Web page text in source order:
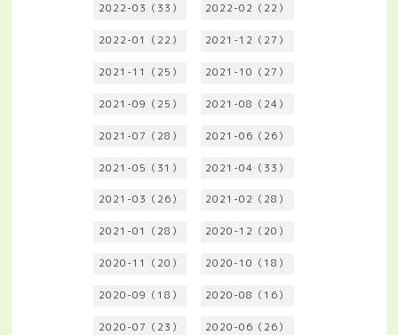
2022-03（33） 2022-02（22）
2022-01（22） 2021-12（27）
2021-11（25） 2021-10（27）
2021-09（25） 2021-08（24）
2021-07（28） 2021-06（26）
2021-05（31） 2021-04（33）
2021-03（26） 2021-02（28）
2021-01（28） 2020-12（20）
2020-11（20） 2020-10（18）
2020-09（18） 2020-08（16）
2020-07（23） 2020-06（26）